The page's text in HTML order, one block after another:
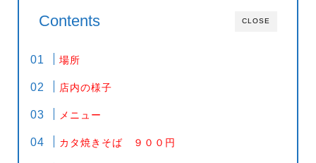
CLOSE
Contents
場所
店内の様子
メニュー
カタ焼きそば ９００円